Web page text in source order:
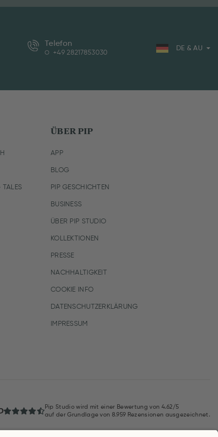
Telefon
+49 28217853030
DE & AU
ÜBER PIP
APP
BLOG
PIP GESCHICHTEN
BUSINESS
ÜBER PIP STUDIO
KOLLEKTIONEN
PRESSE
NACHHALTIGKEIT
COOKIE INFO
DATENSCHUTZERKLÄRUNG
IMPRESSUM
Pip Studio wird mit einer Bewertung von 4.62/5
auf der Grundlage von 8.959 Rezensionen ausgezeichnet.